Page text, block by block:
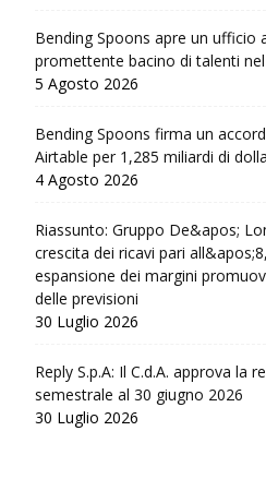
Bending Spoons apre un ufficio
promettente bacino di talenti
5 Agosto 2026
Bending Spoons firma un
Airtable per 1,285 miliardi di
4 Agosto 2026
Riassunto: Gruppo De&apos;
crescita dei ricavi pari
espansione dei margini
delle previsioni
30 Luglio 2026
Reply S.p.A: Il C.d.A. approva la
semestrale al 30 giugno 2026
30 Luglio 2026